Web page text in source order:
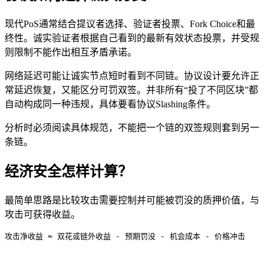
现代PoS通常结合提议者选择、验证者投票、Fork Choice和最
终性。诚实验证者根据自己看到的最新有效状态投票，并受规
则限制不能作出相互矛盾承诺。
网络延迟可能让诚实节点短时看到不同链。协议设计要允许正
常延迟恢复，又能区分可罚双签。并非所有“投了不同区块”都
自动构成同一种违规，具体要看协议Slashing条件。
分析时必须阅读具体规范，不能把一个链的双签规则套到另一
条链。
经济安全怎样计算？
最简单思路是比较攻击需要控制并可能被罚没的质押价值，与
攻击可获得收益。
攻击净收益 ≈ 双花或链外收益 - 预期罚没 - 机会成本 - 价格冲击